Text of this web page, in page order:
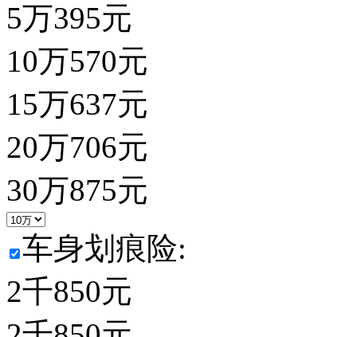
5万395元
10万570元
15万637元
20万706元
30万875元
车身划痕险:
2千850元